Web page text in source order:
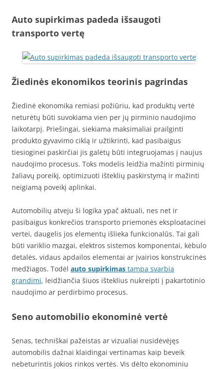
Auto supirkimas padeda išsaugoti
transporto vertę
Žiedinės ekonomikos teorinis pagrindas
Žiedinė ekonomika remiasi požiūriu, kad produktų vertė
neturėtų būti suvokiama vien per jų pirminio naudojimo
laikotarpį. Priešingai, siekiama maksimaliai prailginti
produkto gyvavimo ciklą ir užtikrinti, kad pasibaigus
tiesioginei paskirčiai jis galėtų būti integruojamas į naujus
naudojimo procesus. Toks modelis leidžia mažinti pirminių
žaliavų poreikį, optimizuoti išteklių paskirstymą ir mažinti
neigiamą poveikį aplinkai.
Automobilių atveju ši logika ypač aktuali, nes net ir
pasibaigus konkrečios transporto priemonės eksploatacinei
vertei, daugelis jos elementų išlieka funkcionalūs. Tai gali
būti variklio mazgai, elektros sistemos komponentai, kėbulo
detalės, vidaus apdailos elementai ar įvairios konstrukcinės
medžiagos. Todėl auto supirkimas tampa svarbia
grandimi, leidžiančia šiuos išteklius nukreipti į pakartotinio
naudojimo ar perdirbimo procesus.
Seno automobilio ekonominė vertė
Senas, techniškai pažeistas ar vizualiai nusidėvėjęs
automobilis dažnai klaidingai vertinamas kaip beveik
nebeturintis jokios rinkos vertės. Vis dėlto ekonominiu